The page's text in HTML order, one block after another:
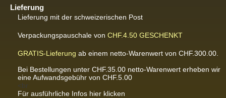
Lieferung
Lieferung mit der schweizerischen Post
Verpackungspauschale von CHF.4.50 GESCHENKT
GRATIS-Lieferung ab einem netto-Warenwert von CHF.300.00.
Bei Bestellungen unter CHF.35.00 netto-Warenwert erheben wir
eine Aufwandsgebühr von CHF.5.00
<br
Für ausführliche Infos hier klicken